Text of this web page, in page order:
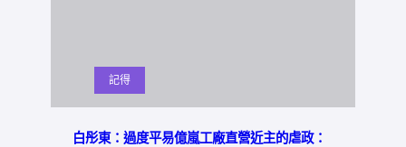
記得
白彤東：過度平易億嵐工廠直營近主的虐政：